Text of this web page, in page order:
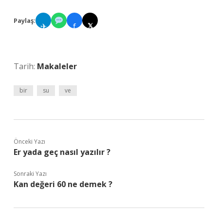
Paylaş:
✈ f 𝕏
Tarih: Makaleler
bir su ve
Önceki Yazı
Er yada geç nasıl yazılır ?
Sonraki Yazı
Kan değeri 60 ne demek ?